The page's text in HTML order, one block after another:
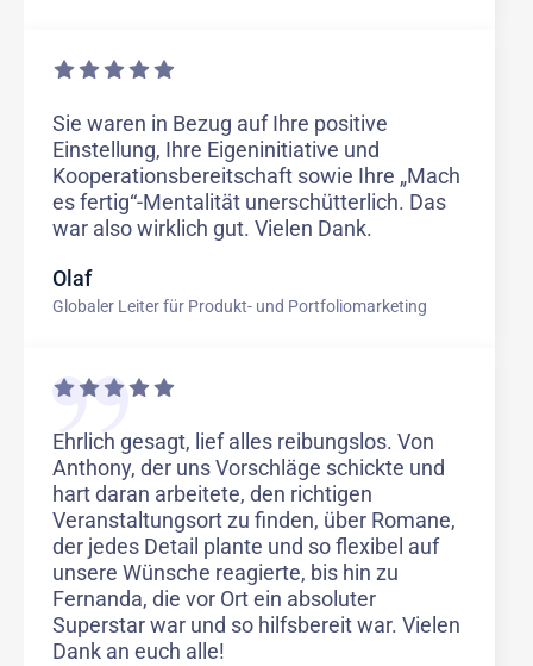
Sie waren in Bezug auf Ihre positive
Einstellung, Ihre Eigeninitiative und
Kooperationsbereitschaft sowie Ihre „Mach
es fertig“-Mentalität unerschütterlich. Das
war also wirklich gut. Vielen Dank.
Olaf
Globaler Leiter für Produkt- und Portfoliomarketing
Ehrlich gesagt, lief alles reibungslos. Von
Anthony, der uns Vorschläge schickte und
hart daran arbeitete, den richtigen
Veranstaltungsort zu finden, über Romane,
der jedes Detail plante und so flexibel auf
unsere Wünsche reagierte, bis hin zu
Fernanda, die vor Ort ein absoluter
Superstar war und so hilfsbereit war. Vielen
Dank an euch alle!